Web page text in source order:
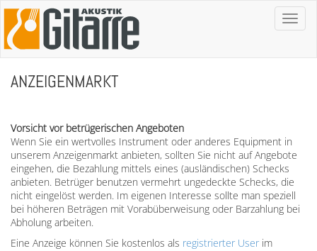
Toggle
ANZEIGENMARKT
Vorsicht vor betrügerischen Angeboten
Wenn Sie ein wertvolles Instrument oder anderes Equipment in
unserem Anzeigenmarkt anbieten, sollten Sie nicht auf Angebote
eingehen, die Bezahlung mittels eines (ausländischen) Schecks
anbieten. Betrüger benutzen vermehrt ungedeckte Schecks, die
nicht eingelöst werden. Im eigenen Interesse sollte man speziell
bei höheren Beträgen mit Vorabüberweisung oder Barzahlung bei
Abholung arbeiten.
Eine Anzeige können Sie kostenlos als registrierter User im